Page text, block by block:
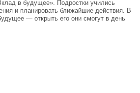
в будущее». Подростки учились
и планировать ближайшие действия. В
— открыть его они смогут в день